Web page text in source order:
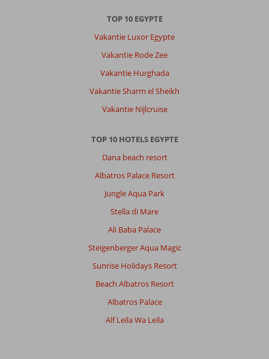
TOP 10 EGYPTE
Vakantie Luxor Egypte
Vakantie Rode Zee
Vakantie Hurghada
Vakantie Sharm el Sheikh
Vakantie Nijlcruise
TOP 10 HOTELS EGYPTE
Dana beach resort
Albatros Palace Resort
Jungle Aqua Park
Stella di Mare
Ali Baba Palace
Steigenberger Aqua Magic
Sunrise Holidays Resort
Beach Albatros Resort
Albatros Palace
Alf Leila Wa Leila